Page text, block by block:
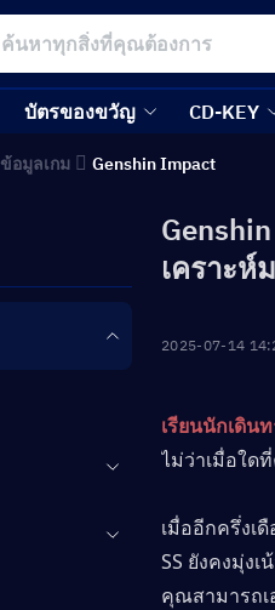
บัตรของขวัญ CD-KEY
ข้อมูลเกม Genshin Impact
เคราะห์
2025-07-14
เรียนนักเดิน
ไม่ว่าเมื่อใด
เมื่ออีกครึ่งเ
SS ยังคงมุ่ง
คุณสามารถเ